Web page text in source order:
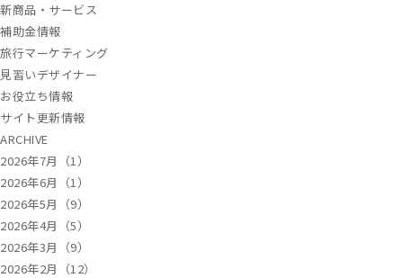
新商品・サービス
補助金情報
旅行マーケティング
見習いデザイナー
お役立ち情報
サイト更新情報
ARCHIVE
2026年7月（1）
2026年6月（1）
2026年5月（9）
2026年4月（5）
2026年3月（9）
2026年2月（12）